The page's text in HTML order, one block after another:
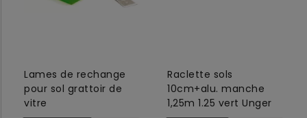
Lames de rechange
pour sol grattoir de
vitre
Raclette sols
10cm+alu. manche
1,25m 1.25 vert Unger